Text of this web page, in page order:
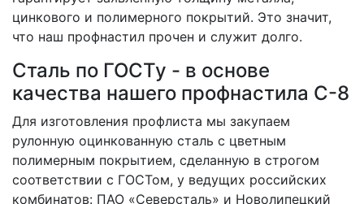
цинкового и полимерного покрытий. Это значит,
что наш профнастил прочен и служит долго.
Сталь по ГОСТу - в основе
качества нашего профнастила C-8
Для изготовления профлиста мы закупаем
рулонную оцинкованную сталь с цветным
полимерным покрытием, сделанную в строгом
соответствии с ГОСТом, у ведущих российских
комбинатов: ПАО «Северсталь» и Новолипецкий